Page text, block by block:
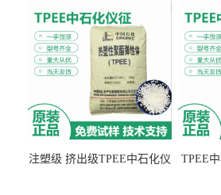
注塑级 挤出级TPEE中石化仪
TPEE